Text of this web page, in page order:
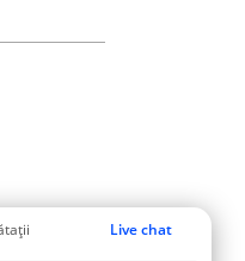
Live chat